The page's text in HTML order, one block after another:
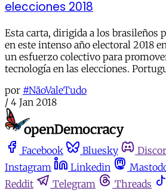
elecciones 2018
Esta carta, dirigida a los brasileños
en este intenso año electoral 2018
un esfuerzo colectivo para
tecnología en las elecciones.
por #NãoValeTudo
/ 4 Jan 2018
Facebook Bluesky
Instagram
Linkedin
Reddit
Telegram Threads